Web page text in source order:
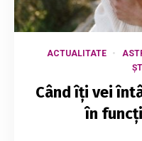
ACTUALITATE
Când îți vei
în